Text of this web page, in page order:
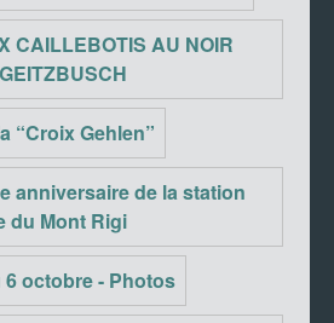
CAILLEBOTIS AU NOIR
“Croix Gehlen”
anniversaire de la station
du Mont Rigi
6 octobre - Photos